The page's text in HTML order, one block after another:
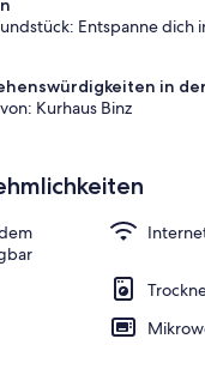
Entspanne dich
in
Kurhaus Binz